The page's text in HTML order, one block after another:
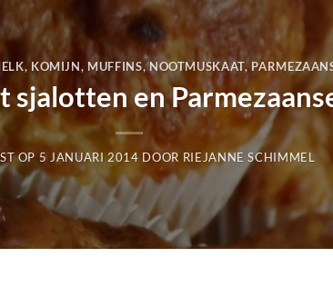
, KOMIJN, MUFFINS,NOOTMUSKAAT,
en
OP 5 JANUARI 2014 DOOR RIEJANNE SCHIMMEL